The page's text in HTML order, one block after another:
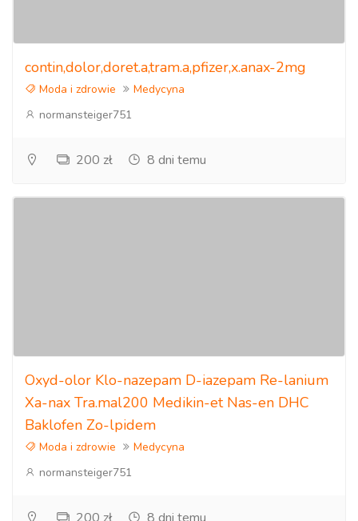
contin,dolor,doret.a,tram.a,pfizer,x.anax-2mg
Moda i zdrowie
Medycyna
normansteiger751
200 zł 8 dni temu
Oxyd-olor Klo-nazepam D-iazepam Re-lanium
Xa-nax Tra.mal200 Medikin-et Nas-en DHC
Baklofen Zo-lpidem
Moda i zdrowie
Medycyna
normansteiger751